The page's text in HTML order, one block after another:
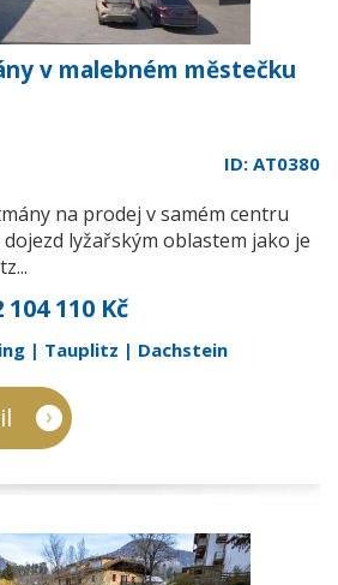
v malebném městečku
ID: AT0380
na prodej v samém centru
lyžařským oblastem jako je
104 110 Kč
| Tauplitz | Dachstein